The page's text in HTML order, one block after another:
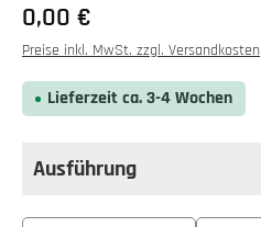
0,00 €
Preise inkl. MwSt. zzgl. Versandkosten
Lieferzeit ca. 3-4 Wochen
Ausführung
Ausführungauswählen